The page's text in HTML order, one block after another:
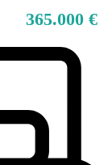
365.000 €